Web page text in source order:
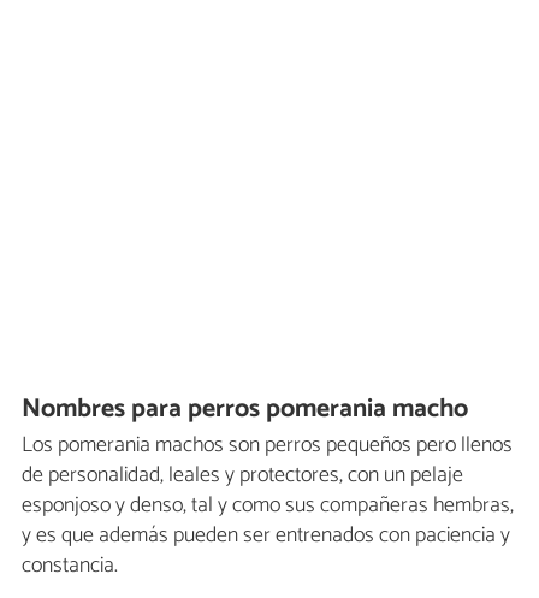
Nombres para perros pomerania macho
Los pomerania machos son perros pequeños pero llenos
de personalidad, leales y protectores, con un pelaje
esponjoso y denso, tal y como sus compañeras hembras,
y es que además pueden ser entrenados con paciencia y
constancia.